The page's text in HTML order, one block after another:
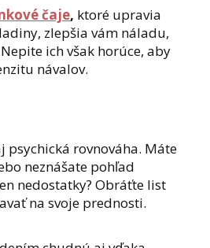
čaje, ktoré upravia
zlepšia vám náladu,
ich však horúce, aby
návalov.
psychická rovnováha. Máte
neznášate pohľad
nedostatky? Obráťte list
na svoje prednosti.